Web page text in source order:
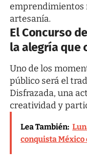
emprendimientos
artesanía.
El Concurso
la alegría que
Uno de los
público será el
Disfrazada, una
creatividad y
Lea También:
conquista